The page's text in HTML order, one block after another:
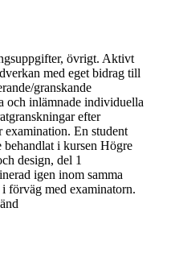
övrigt. Aktivt
med eget bidrag till
granskande
och inlämnade individuella
efter
En student
behandlat i kursen Högre
design, del 1
igen inom samma
förväg med examinatorn.